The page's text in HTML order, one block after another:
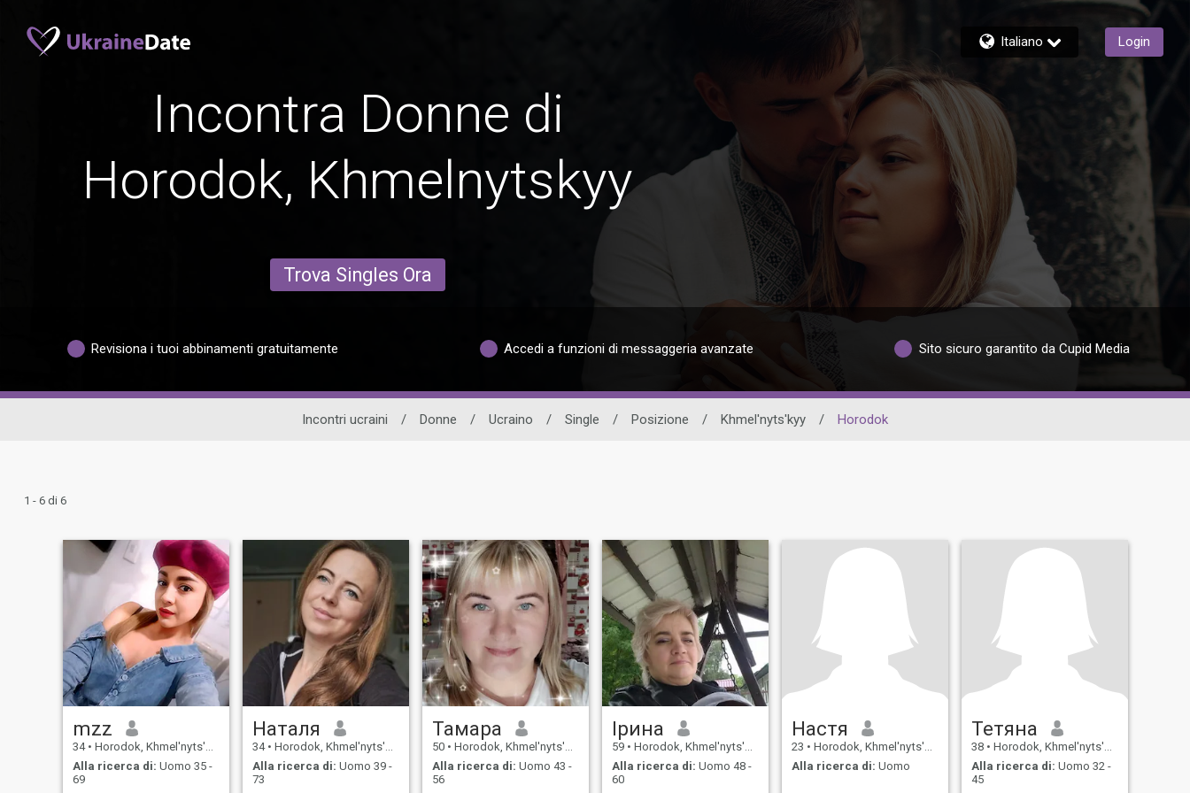
Italiano Login
Incontra Donne di
Horodok, Khmelnytskyy
Trova Singles Ora
Revisiona i tuoi abbinamenti gratuitamente Accedi a funzioni di messaggeria avanzate Sito sicuro garantito da Cupid Media
Incontri ucraini / Donne / Ucraino / Single / Posizione / Khmel'nyts'kyy / Horodok
1 - 6 di 6
mzz
34 • Horodok, Khmel'nyts'kyy, Ucraina
Alla ricerca di: Uomo 35 -
69
Наталя
34 • Horodok, Khmel'nyts'kyy, Ucraina
Alla ricerca di: Uomo 39 -
73
Тамара
50 • Horodok, Khmel'nyts'kyy, Ucraina
Alla ricerca di: Uomo 43 -
56
Ірина
59 • Horodok, Khmel'nyts'kyy, Ucraina
Alla ricerca di: Uomo 48 -
60
Настя
23 • Horodok, Khmel'nyts'kyy, Ucraina
Alla ricerca di: Uomo
Тетяна
38 • Horodok, Khmel'nyts'kyy, Ucraina
Alla ricerca di: Uomo 32 -
45